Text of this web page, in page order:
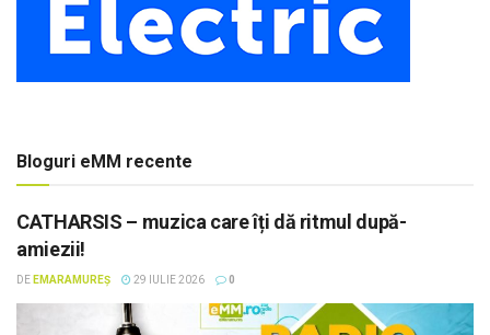
Bloguri eMM recente
CATHARSIS – muzica care îți dă ritmul după-
amiezii!
DE EMARAMUREȘ 29 IULIE 2026 0